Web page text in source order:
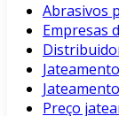
Abrasivos
Empresas
Preço